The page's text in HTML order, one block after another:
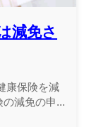
減免さ
康保険を減
減免の申...